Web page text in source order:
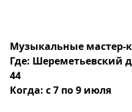
Музыкальные мастер-
Где: Шереметьевский
44
Когда: с 7 по 9 июля